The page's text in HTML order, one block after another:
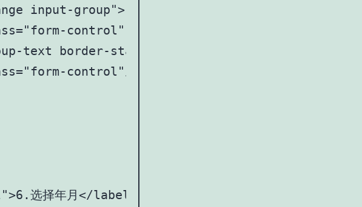
input-group">
control" />
text border-start-0 border-end-0 rounded-0">至
control"/>
选择年月</label>